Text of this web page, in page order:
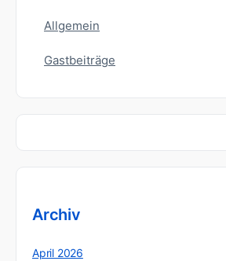
Allgemein
Gastbeiträge
Archiv
April 2026